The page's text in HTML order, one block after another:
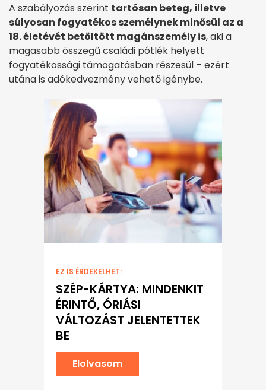
A szabályozás szerint tartósan beteg, illetve
súlyosan fogyatékos személynek minősül az a
18. életévét betöltött magánszemély is, aki a
magasabb összegű családi pótlék helyett
fogyatékossági támogatásban részesül – ezért
utána is adókedvezmény vehető igénybe.
EZ IS ÉRDEKELHET:
SZÉP-KÁRTYA: MINDENKIT
ÉRINTŐ, ÓRIÁSI
VÁLTOZÁST JELENTETTEK
BE
Elolvasom